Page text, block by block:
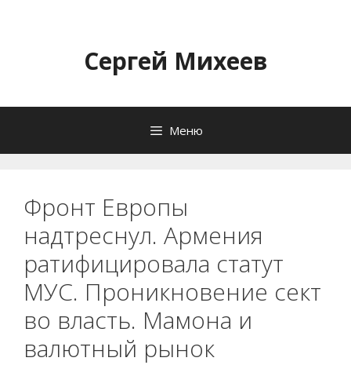
содержимомуСергей Михеев
Меню
Фронт Европы
надтреснул. Армения
ратифицировала статут
МУС. Проникновение сект
во власть. Мамона и
валютный рынок